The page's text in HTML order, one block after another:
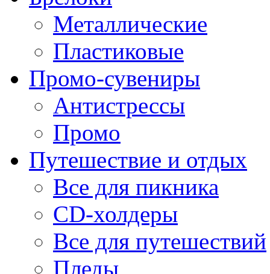
Металлические
Пластиковые
Промо-сувениры
Антистрессы
Промо
Путешествие и отдых
Все для пикника
CD-холдеры
Все для путешествий
Пледы